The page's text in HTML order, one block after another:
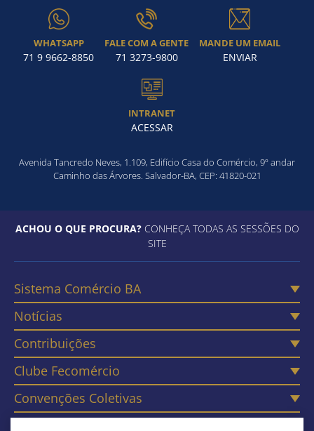
WHATSAPP
71 9 9662-8850
FALE COM A GENTE
71 3273-9800
MANDE UM EMAIL
ENVIAR
INTRANET
ACESSAR
Avenida Tancredo Neves, 1.109, Edifício Casa do Comércio, 9º andar
Caminho das Árvores. Salvador-BA, CEP: 41820-021
ACHOU O QUE PROCURA?CONHEÇA TODAS AS SESSÕES DO
SITE
Sistema Comércio BA
Notícias
Contribuições
Clube Fecomércio
Convenções Coletivas